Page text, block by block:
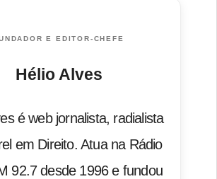
E EDITOR-CHEFE
Hélio Alves
é web jornalista, radialista
em Direito. Atua na Rádio
92.7 desde 1996 e fundou